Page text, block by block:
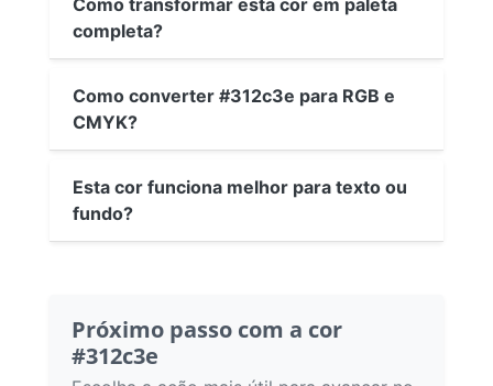
completa?
Como converter #312c3e para RGB e
CMYK?
Esta cor funciona melhor para texto ou
fundo?
Próximo passo com a cor
#312c3e